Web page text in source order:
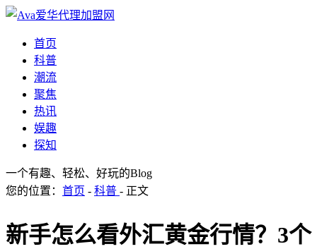
首页
科普
潮流
聚焦
热讯
娱趣
探知
一个有趣、轻松、好玩的Blog
您的位置： 首页 - 科普 - 正文
新手怎么看外汇黄金行情？3个